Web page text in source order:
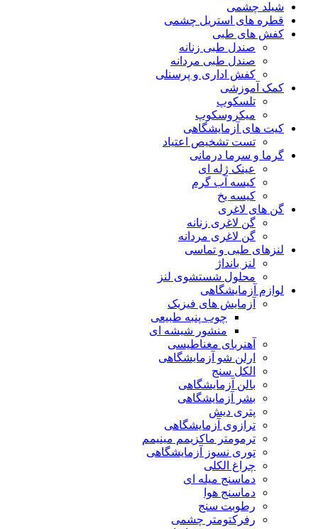
شیلد چشمی
قطره های استریل چشمی
کفش های طبی
صندل طبی زنانه
صندل طبی مردانه
کفش اداری و پرسنلی
کمک آموزشی
تلسکوپ
میکروسکوپ
کیت های آزمایشگاهی
تست تشخیص اعتیاد
گرما و سرما درمانی
عینک ژله ای
کیسه آب گرم
کیسه یخ
گن های لاغری
گن لاغری زنانه
گن لاغری مردانه
لنزهای طبی و تماسی
لنز بانداژ
محلول شستشوی لنز
لوازم آزمایشگاهی
آزمایش های فیزیک
چوب پنبه طبیعی
منشور شیشه ای
آهنربای مغناطیسی
ارلن شو آزمایشگاهی
الکل سنج
بالن آزمایشگاهی
بشر آزمایشگاهی
پتری دیش
ترازوی آزمایشگاهی
ترمومتر ماکزیمم مینیمم
توری نسوز آزمایشگاهی
چراغ الکلی
دماسنج میله ای
دماسنج هوا
رطوبت سنج
رفرکتومتر چشمی